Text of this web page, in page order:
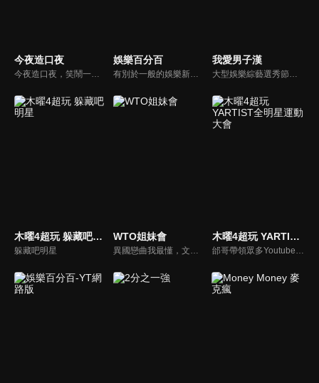
今夜造口夜
今夜造口夜，笑鬧一整夜。以網路自製嘲諷節目走紅、在網路擁有廣大支持群眾和影響力的主播「視網膜」，藉此一揉合綜藝與喜劇之談話性節目，帶觀眾以輕鬆之方式，瞭解時下最熱門、最能引起共鳴的社會議題、現象和人物。 多元的切入角度、最輕鬆易懂的議題剖析、言論尺度不設限！
娛樂百分百
有別於一般的娛樂新聞播報，透過遊戲、粉絲互動認識大明星們的真性情，歌唱單元讓你享受歌手們天籟般的歌聲，各式專題報導是為最佳懶人包，掌握最新娛樂動態，求新求變的節目單元刺激你的感官、滿足你的視覺，帶給你滿滿的歡笑，洗去整日的疲憊！
我愛男子漢
大型娛樂綜藝選秀節目《我愛男子漢》強勢登場！打造全新華語男子團體！各個參賽者無不卯足全力，使出看家本領只為登上夢想殿堂！為了擄獲評審芳心，哪些參賽者會使出意想不到的絕招呢？獨家精彩內容搶先看，想知道有什麼大來賓大駕光臨？想知道有那些爆笑互動內容？
木曜4超玩 躲藏吧明星
躲藏吧明星
WTO姐妹會
異國戀曲我最懂，文化衝擊大不同！到底新住民怎麼看台灣？讓我們與主持人和來自世界各地的外國朋友，一起聊聊不同國家文化差異、衝擊、風俗、語言學習經驗、婚姻生活等。
木曜4超玩 YARTIST全明星運動大會
邰哥帶領眾多Youtuber舉辦運動會，全部人都動起來！木曜4超玩傾盡全力全新大型力作，集結YARTIST一同揮灑汗水爭取榮譽！